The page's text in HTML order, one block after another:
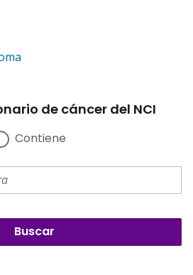
de cáncer del NCI
Contiene